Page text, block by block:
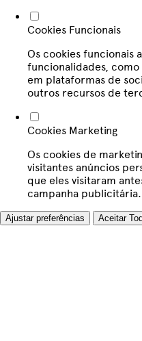
Cookies Funcionais
Os cookies funcionais
funcionalidades,
em plataformas de
outros recursos de
Cookies Marketing
Os cookies de
visitantes anúncios
que eles visitaram
campanha publicitária.
Ajustar preferências Aceitar